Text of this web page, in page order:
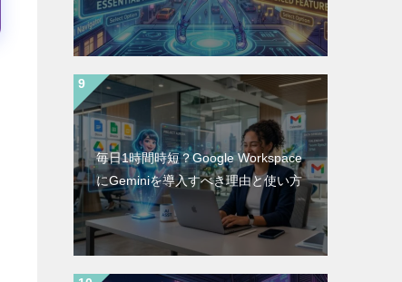
毎日1時間時短？Google Workspace
にGeminiを導入すべき理由と使い方